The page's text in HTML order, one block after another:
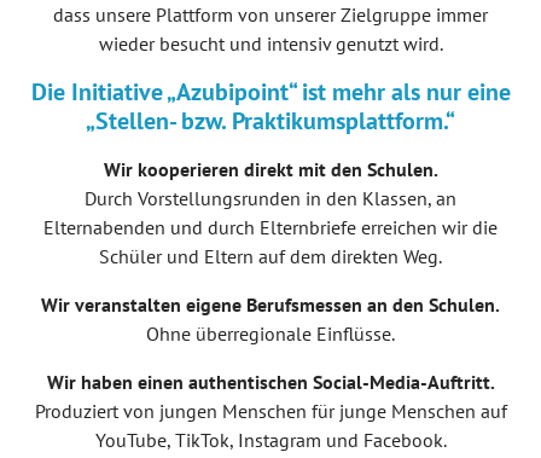
dass unsere Plattform von unserer Zielgruppe immer
wieder besucht und intensiv genutzt wird.
Die Initiative „Azubipoint“ ist mehr als nur eine
„Stellen- bzw. Praktikumsplattform.“
Wir kooperieren direkt mit den Schulen.
Durch Vorstellungsrunden in den Klassen, an
Elternabenden und durch Elternbriefe erreichen wir die
Schüler und Eltern auf dem direkten Weg.
Wir veranstalten eigene Berufsmessen an den Schulen.
Ohne überregionale Einflüsse.
Wir haben einen authentischen Social-Media-Auftritt.
Produziert von jungen Menschen für junge Menschen auf
YouTube, TikTok, Instagram und Facebook.